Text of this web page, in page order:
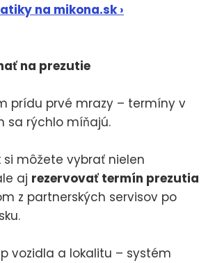
na mikona.sk ›
na prezutie
prídu prvé mrazy – termíny v
sa rýchlo míňajú.
si môžete vybrať nielen
aj rezervovať termín prezutia
z partnerských servisov po
vozidla a lokalitu – systém